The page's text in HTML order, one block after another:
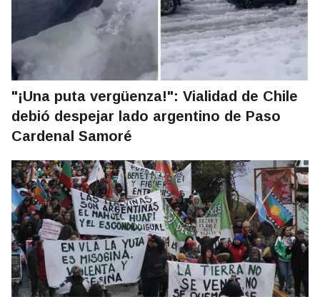
"¡Una puta vergüenza!": Vialidad de Chile
debió despejar lado argentino de Paso
Cardenal Samoré